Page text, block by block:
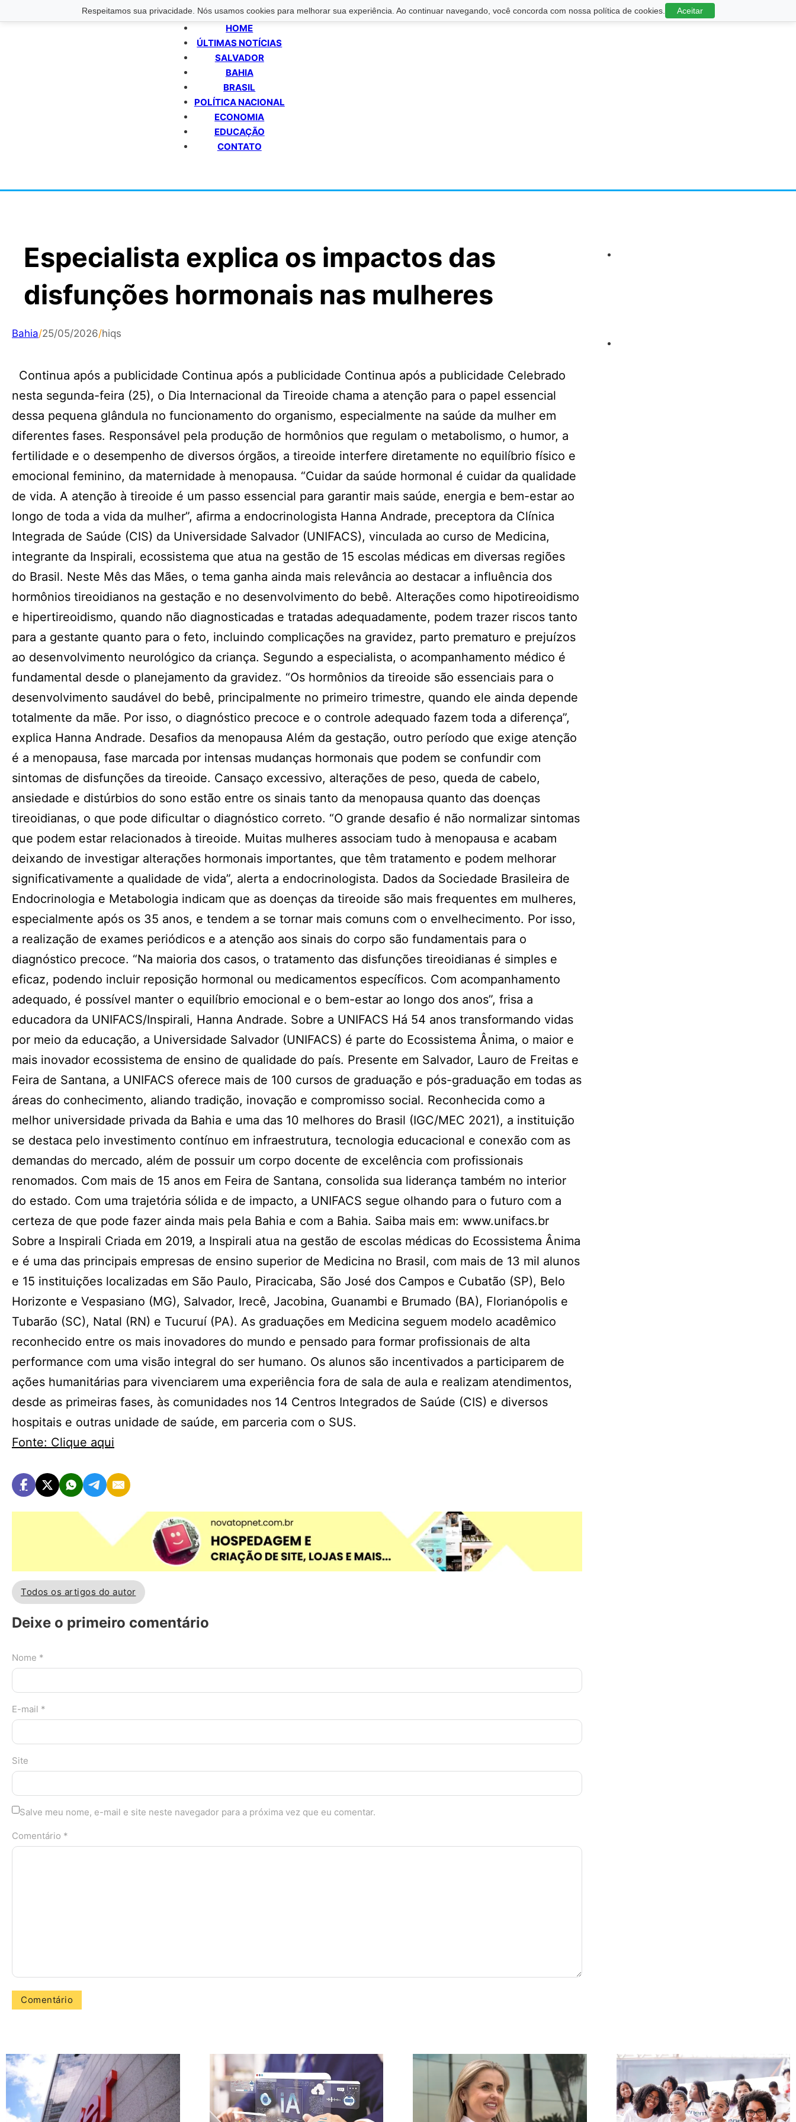
Respeitamos sua privacidade. Nós usamos cookies para melhorar sua experiência. Ao continuar navegando, você concorda com nossa política de cookies. Aceitar
HOME
ÚLTIMAS NOTÍCIAS
SALVADOR
BAHIA
BRASIL
POLÍTICA NACIONAL
ECONOMIA
EDUCAÇÃO
CONTATO
Especialista explica os impactos das
disfunções hormonais nas mulheres
Bahia/25/05/2026/hiqs
Continua após a publicidade Continua após a publicidade Continua após a publicidade Celebrado
nesta segunda-feira (25), o Dia Internacional da Tireoide chama a atenção para o papel essencial
dessa pequena glândula no funcionamento do organismo, especialmente na saúde da mulher em
diferentes fases. Responsável pela produção de hormônios que regulam o metabolismo, o humor, a
fertilidade e o desempenho de diversos órgãos, a tireoide interfere diretamente no equilíbrio físico e
emocional feminino, da maternidade à menopausa. “Cuidar da saúde hormonal é cuidar da qualidade
de vida. A atenção à tireoide é um passo essencial para garantir mais saúde, energia e bem-estar ao
longo de toda a vida da mulher”, afirma a endocrinologista Hanna Andrade, preceptora da Clínica
Integrada de Saúde (CIS) da Universidade Salvador (UNIFACS), vinculada ao curso de Medicina,
integrante da Inspirali, ecossistema que atua na gestão de 15 escolas médicas em diversas regiões
do Brasil. Neste Mês das Mães, o tema ganha ainda mais relevância ao destacar a influência dos
hormônios tireoidianos na gestação e no desenvolvimento do bebê. Alterações como hipotireoidismo
e hipertireoidismo, quando não diagnosticadas e tratadas adequadamente, podem trazer riscos tanto
para a gestante quanto para o feto, incluindo complicações na gravidez, parto prematuro e prejuízos
ao desenvolvimento neurológico da criança. Segundo a especialista, o acompanhamento médico é
fundamental desde o planejamento da gravidez. “Os hormônios da tireoide são essenciais para o
desenvolvimento saudável do bebê, principalmente no primeiro trimestre, quando ele ainda depende
totalmente da mãe. Por isso, o diagnóstico precoce e o controle adequado fazem toda a diferença”,
explica Hanna Andrade. Desafios da menopausa Além da gestação, outro período que exige atenção
é a menopausa, fase marcada por intensas mudanças hormonais que podem se confundir com
sintomas de disfunções da tireoide. Cansaço excessivo, alterações de peso, queda de cabelo,
ansiedade e distúrbios do sono estão entre os sinais tanto da menopausa quanto das doenças
tireoidianas, o que pode dificultar o diagnóstico correto. “O grande desafio é não normalizar sintomas
que podem estar relacionados à tireoide. Muitas mulheres associam tudo à menopausa e acabam
deixando de investigar alterações hormonais importantes, que têm tratamento e podem melhorar
significativamente a qualidade de vida”, alerta a endocrinologista. Dados da Sociedade Brasileira de
Endocrinologia e Metabologia indicam que as doenças da tireoide são mais frequentes em mulheres,
especialmente após os 35 anos, e tendem a se tornar mais comuns com o envelhecimento. Por isso,
a realização de exames periódicos e a atenção aos sinais do corpo são fundamentais para o
diagnóstico precoce. “Na maioria dos casos, o tratamento das disfunções tireoidianas é simples e
eficaz, podendo incluir reposição hormonal ou medicamentos específicos. Com acompanhamento
adequado, é possível manter o equilíbrio emocional e o bem-estar ao longo dos anos”, frisa a
educadora da UNIFACS/Inspirali, Hanna Andrade. Sobre a UNIFACS Há 54 anos transformando vidas
por meio da educação, a Universidade Salvador (UNIFACS) é parte do Ecossistema Ânima, o maior e
mais inovador ecossistema de ensino de qualidade do país. Presente em Salvador, Lauro de Freitas e
Feira de Santana, a UNIFACS oferece mais de 100 cursos de graduação e pós-graduação em todas as
áreas do conhecimento, aliando tradição, inovação e compromisso social. Reconhecida como a
melhor universidade privada da Bahia e uma das 10 melhores do Brasil (IGC/MEC 2021), a instituição
se destaca pelo investimento contínuo em infraestrutura, tecnologia educacional e conexão com as
demandas do mercado, além de possuir um corpo docente de excelência com profissionais
renomados. Com mais de 15 anos em Feira de Santana, consolida sua liderança também no interior
do estado. Com uma trajetória sólida e de impacto, a UNIFACS segue olhando para o futuro com a
certeza de que pode fazer ainda mais pela Bahia e com a Bahia. Saiba mais em: www.unifacs.br
Sobre a Inspirali Criada em 2019, a Inspirali atua na gestão de escolas médicas do Ecossistema Ânima
e é uma das principais empresas de ensino superior de Medicina no Brasil, com mais de 13 mil alunos
e 15 instituições localizadas em São Paulo, Piracicaba, São José dos Campos e Cubatão (SP), Belo
Horizonte e Vespasiano (MG), Salvador, Irecê, Jacobina, Guanambi e Brumado (BA), Florianópolis e
Tubarão (SC), Natal (RN) e Tucuruí (PA). As graduações em Medicina seguem modelo acadêmico
reconhecido entre os mais inovadores do mundo e pensado para formar profissionais de alta
performance com uma visão integral do ser humano. Os alunos são incentivados a participarem de
ações humanitárias para vivenciarem uma experiência fora de sala de aula e realizam atendimentos,
desde as primeiras fases, às comunidades nos 14 Centros Integrados de Saúde (CIS) e diversos
hospitais e outras unidade de saúde, em parceria com o SUS.
Fonte: Clique aqui
Todos os artigos do autor
Deixe o primeiro comentário
Nome *
E-mail *
Site
Salve meu nome, e-mail e site neste navegador para a próxima vez que eu comentar.
Comentário *